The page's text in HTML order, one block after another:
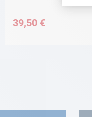
39,50 €